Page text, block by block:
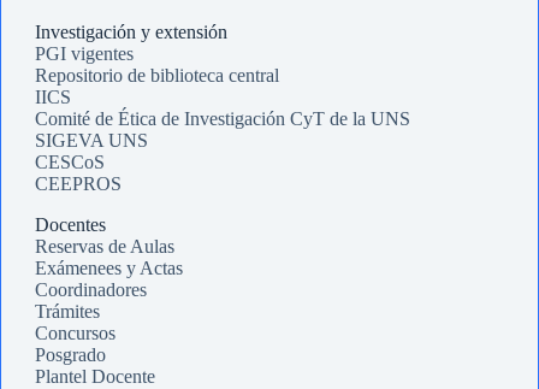
Investigación y extensión
PGI vigentes
Repositorio de biblioteca central
IICS
Comité de Ética de Investigación CyT de la UNS
SIGEVA UNS
CESCoS
CEEPROS
Docentes
Reservas de Aulas
Exámenees y Actas
Coordinadores
Trámites
Concursos
Posgrado
Plantel Docente